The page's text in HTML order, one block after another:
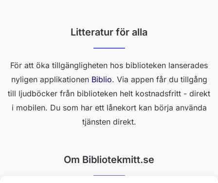
Litteratur för alla
För att öka tillgängligheten hos biblioteken lanserades
nyligen applikationen Biblio. Via appen får du tillgång
till ljudböcker från biblioteken helt kostnadsfritt - direkt
i mobilen. Du som har ett lånekort kan börja använda
tjänsten direkt.
Om Bibliotekmitt.se